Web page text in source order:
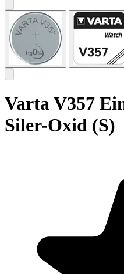
Varta V357
Siler-Oxid (S)